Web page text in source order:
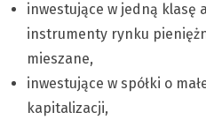
inwestujące w jedną klasę
instrumenty rynku
mieszane,
inwestujące w spółki o
kapitalizacji,